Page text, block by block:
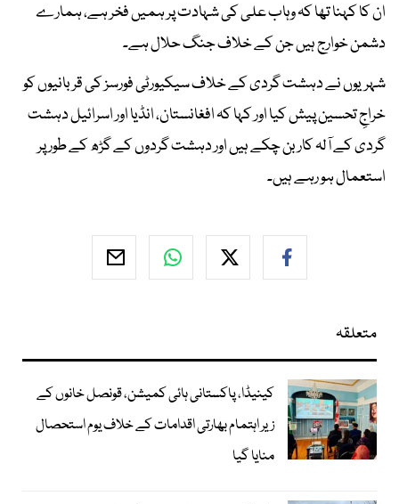
ان کا کہنا تھا کہ وہاب علی کی شہادت پر ہمیں فخر ہے، ہمارے
دشمن خوارج ہیں جن کے خلاف جنگ حلال ہے۔
شہریوں نے دہشت گردی کے خلاف سیکیورٹی فورسز کی قربانیوں کو
خراجِ تحسین پیش کیا اور کہا کہ افغانستان، انڈیا اور اسرائیل دہشت
گردی کے آلہ کار بن چکے ہیں اور دہشت گردوں کے گڑھ کے طور پر
استعمال ہو رہے ہیں۔
متعلقہ
کینیڈا، پاکستانی ہائی کمیشن، قونصل خانوں کے
زیر اہتمام بھارتی اقدامات کے خلاف یوم استحصال
منایا گیا